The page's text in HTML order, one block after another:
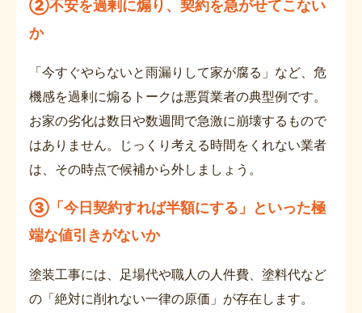
②不安を過剰に煽り、契約を急がせてこない
か
「今すぐやらないと雨漏りして家が腐る」など、危
機感を過剰に煽るトークは悪質業者の典型例です。
お家の劣化は数日や数週間で急激に崩壊するもので
はありません。じっくり考える時間をくれない業者
は、その時点で候補から外しましょう。
③ 「今日契約すれば半額にする」といった極
端な値引きがないか
塗装工事には、足場代や職人の人件費、塗料代など
の「絶対に削れない一律の原価」が存在します。